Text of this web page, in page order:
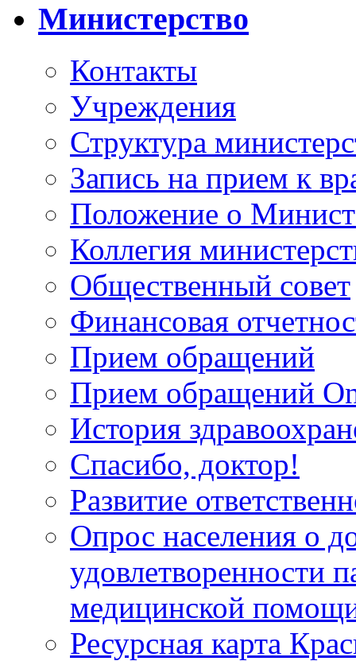
Министерство
Контакты
Учреждения
Структура
Запись на прием к
Положение о
Коллегия
Общественный совет
Финансовая
Прием обращений
Прием обращений
История
Спасибо, доктор!
Развитие
Опрос населения о
удовлетворенности
медицинской
Ресурсная карта